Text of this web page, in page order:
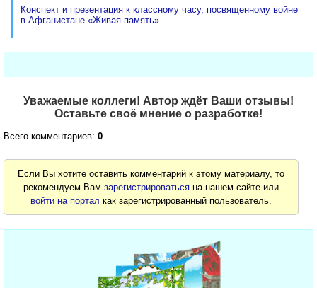
Конспект и презентация к классному часу, посвященному войне
в Афганистане «Живая память»
Уважаемые коллеги! Автор ждёт Ваши отзывы!
Оставьте своё мнение о разработке!
Всего комментариев: 0
Если Вы хотите оставить комментарий к этому материалу, то
рекомендуем Вамзарегистрироваться на нашем сайте или
войти на портал как зарегистрированный пользователь.